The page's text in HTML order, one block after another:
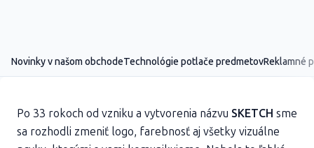
Novinky v našom obchodeTechnológie potlače predmetovReklamné
Po 33 rokoch od vzniku a vytvorenia názvu SKETCH sme
sa rozhodli zmeniť logo, farebnosť aj všetky vizuálne